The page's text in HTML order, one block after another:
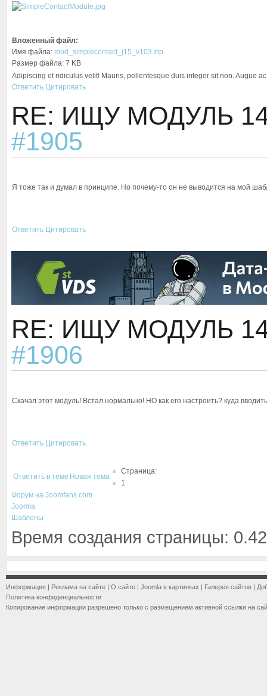
Вложенный файл:
Имя файла: mod_simplecontact_j15_v103.zip
Размер файла: 7 KB
Adipiscing et ridiculus velit! Mauris, pellentesque duis integer sit non. Augue
Ответить Цитировать
RE: ИЩУ МОДУЛЬ
#1905
Я тоже так и думал в принципе. Но почему-то он не выводится на мой
Ответить Цитировать
RE: ИЩУ МОДУЛЬ
#1906
Скачал этот модуль! Встал нормально! НО как его настроить? куда
Ответить Цитировать
Ответить в теме Новая тема
Страница:
1
Форум на Joomfans.com
Joomla
Шаблоны
Время создания страницы:
Информация | Реклама на сайте | О сайте | Joomla в картинках | Галерея сайтов |
Политика конфиденциальности
Копирование информации разрешено только с размещением активной ссылки на